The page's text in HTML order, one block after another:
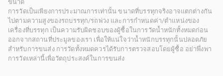
ขนาด
การวัดเป็นเพียงการประมาณการเท่านั้น ขนาดที่บรรทุกจริงอาจแตกต่างกัน
ไปตามความสูงของรถบรรทุก/รถพ่วง และการกำหนดค่า/ตำแหน่งของ
เครื่องที่บรรทุก เป็นความรับผิดชอบของผู้ซื้อในการวัดน้ำหนักทั้งหมดก่อน
ออกจากสถานที่ประมูลของเรา เพื่อให้แน่ใจว่าน้ำหนักบรรทุกนั้นปลอดภัย
สำหรับการขนส่ง การวัดทั้งหมดควรได้รับการตรวจสอบโดยผู้ซื้อ อย่าพึ่งพา
การวัดเหล่านี้เพื่อวัตถุประสงค์ในการขนส่ง